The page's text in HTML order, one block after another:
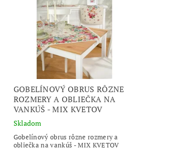
GOBELÍNOVÝ OBRUS RÔZNE
ROZMERY A OBLIEČKA NA
VANKÚŠ - MIX KVETOV
Skladom
Gobelínový obrus rôzne rozmery a
obliečka na vankúš - MIX KVETOV